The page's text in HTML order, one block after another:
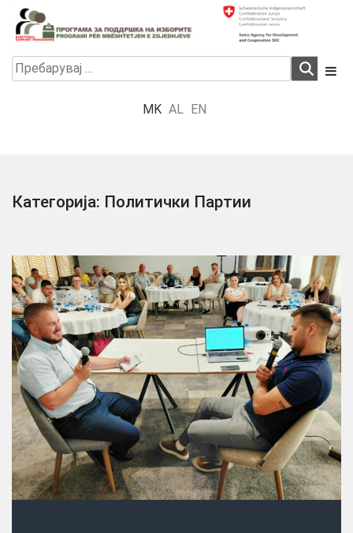
Skip
content
Electoral Support Programme
Electoral Support Programme
Пребарувај
за:
MK AL EN
Категорија: Политички Партии